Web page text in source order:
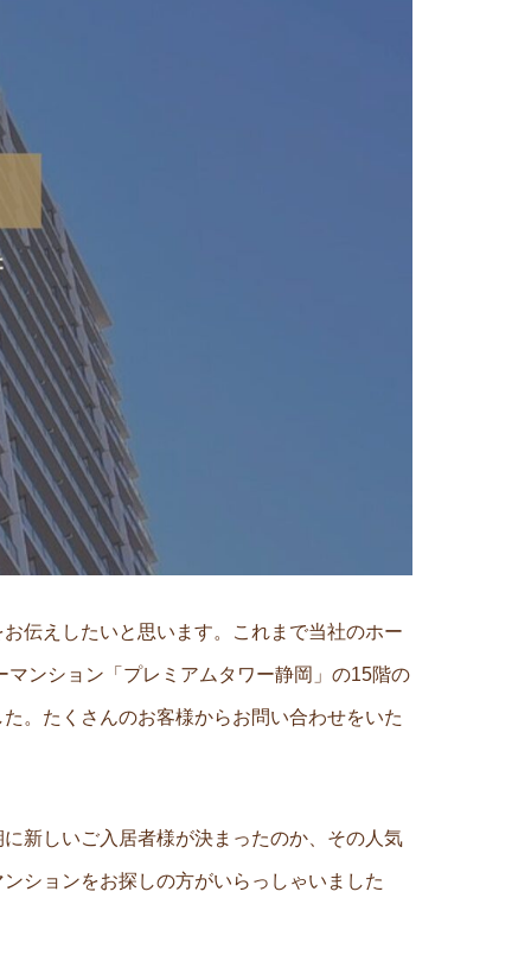
伝えしたいと思います。これまで当社のホー
ンション「プレミアムタワー静岡」の15階の
。たくさんのお客様からお問い合わせをいた
新しいご入居者様が決まったのか、その人気
ションをお探しの方がいらっしゃいました